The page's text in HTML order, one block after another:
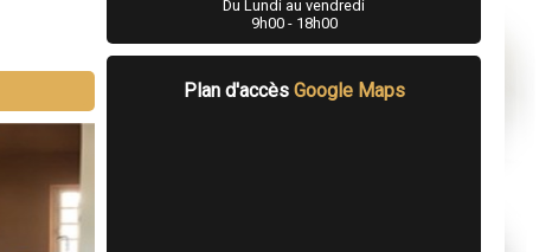
Du Lundi au vendredi
9h00 - 18h00
Plan d'accès Google Maps